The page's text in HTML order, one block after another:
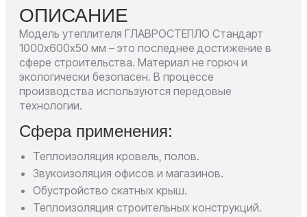
ОПИСАНИЕ
Модель утеплителя ГЛАВРОСТЕПЛО Стандарт
1000х600х50 мм – это последнее достижение в
сфере строительства. Материал не горюч и
экологически безопасен. В процессе
производства используются передовые
технологии.
Сфера применения:
Теплоизоляция кровель, полов.
Звукоизоляция офисов и магазинов.
Обустройство скатных крыш.
Теплоизоляция строительных конструкций.